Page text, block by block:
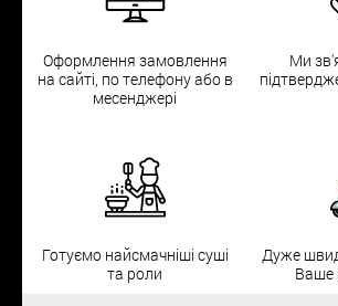
Оформлення замовлення
на сайті, по телефону або в
месенджері
Ми
Готуємо найсмачніші суші
та роли
Дуже
Ваше